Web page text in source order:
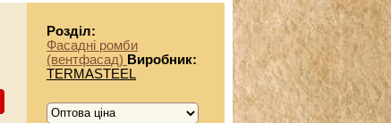
Розділ:
Фасадні ромби
(вентфасад) Виробник:
TERMASTEEL